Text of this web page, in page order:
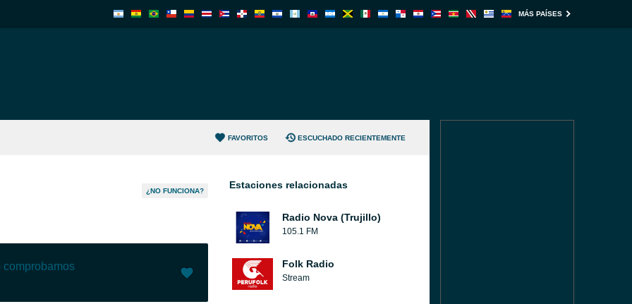
MÁS PAÍSES
FAVORITOS ESCUCHADO RECIENTEMENTE
¿NO FUNCIONA?
comprobamos
Estaciones relacionadas
Radio Nova (Trujillo)
105.1 FM
Folk Radio
Stream